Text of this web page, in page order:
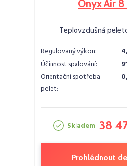
Onyx Air
Teplovzdušná
Regulovaný výkon:
Účinnost spalování:
Orientační spotřeba
pelet:
Skladem 38
Prohlédnout